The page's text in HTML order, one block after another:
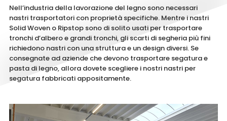
Nell’industria della lavorazione del legno sono necessari
nastri trasportatori con proprietà specifiche. Mentre i nastri
Solid Woven o Ripstop sono di solito usati per trasportare
tronchi d’albero e grandi tronchi, gli scarti di segheria più fini
richiedono nastri con una struttura e un design diversi. Se
consegnate ad aziende che devono trasportare segatura e
pasta di legno, allora dovete scegliere i nostri nastri per
segatura fabbricati appositamente.